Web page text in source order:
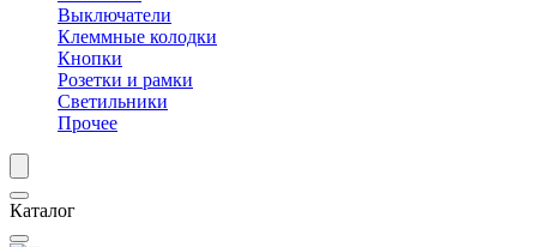
Выключатели
Клеммные колодки
Кнопки
Розетки и рамки
Светильники
Прочее
Каталог